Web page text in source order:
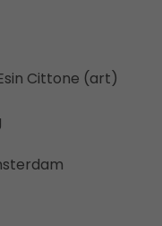
Cittone (art)